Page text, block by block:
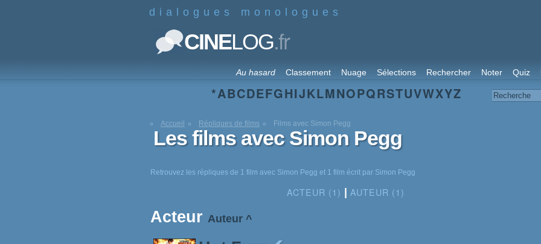
dialogues monologues
CINELOG.fr
Au hasard Classement Nuage Sélections Rechercher Noter Quiz
*ABCDEFGHIJKLMNOPQRSTUVWXYZ
Accueil Répliques de films Films avec Simon Pegg
Les films avec Simon Pegg
Retrouvez les répliques de 1 film avec Simon Pegg et 1 film écrit par Simon Pegg
ACTEUR (1) | AUTEUR (1)
Acteur Auteur ^